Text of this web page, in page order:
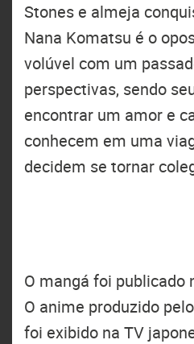
Stones e almeja
Nana Komatsu é o
volúvel com um
perspectivas, sendo
encontrar um amor e
conhecem em uma
decidem se tornar
O mangá foi publicado
O anime produzido
foi exibido na TV